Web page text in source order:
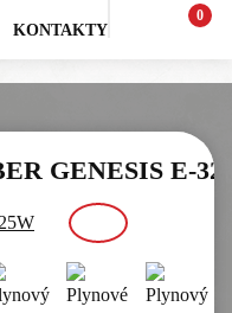
KONTAKTY
0
GENESIS E-